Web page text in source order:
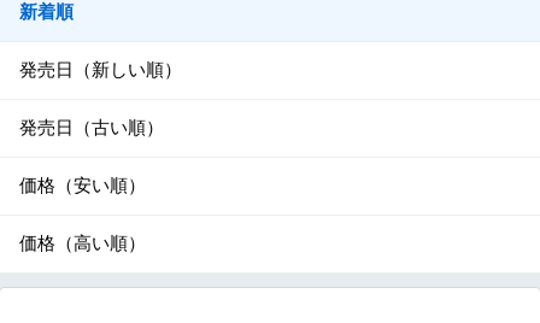
新着順
発売日（新しい順）
発売日（古い順）
価格（安い順）
価格（高い順）